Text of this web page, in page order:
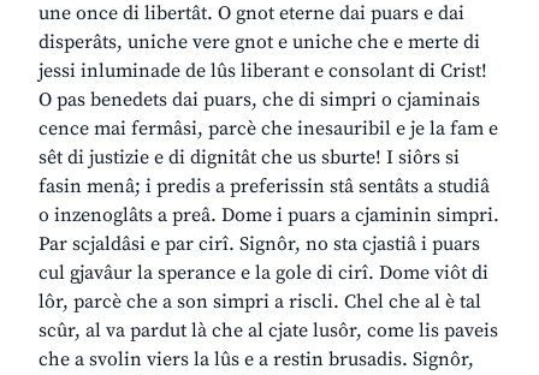
une once di libertât. O gnot eterne dai puars e dai
disperâts, uniche vere gnot e uniche che e merte di
jessi inluminade de lûs liberant e consolant di Crist!
O pas benedets dai puars, che di simpri o cjaminais
cence mai fermâsi, parcè che inesauribil e je la fam e
sêt di justizie e di dignitât che us sburte! I siôrs si
fasin menâ; i predis a preferissin stâ sentâts a studiâ
o inzenoglâts a preâ. Dome i puars a cjaminin simpri.
Par scjaldâsi e par cirî. Signôr, no sta cjastiâ i puars
cul gjavâur la sperance e la gole di cirî. Dome viôt di
lôr, parcè che a son simpri a riscli. Chel che al è tal
scûr, al va pardut là che al cjate lusôr, come lis paveis
che a svolin viers la lûs e a restin brusadis. Signôr,